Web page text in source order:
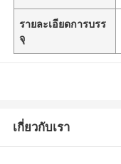
รายละเอียดการบรร
จุ
เกี่ยวกับเรา